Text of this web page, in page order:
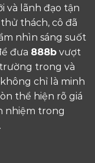
và lãnh đạo tận
thách, cô đã
nhìn sáng suốt
đưa 888b vượt
trong và
chỉ là minh
thể hiện rõ giá
nhiệm trong